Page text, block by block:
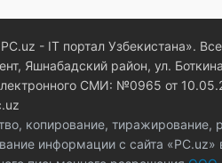
- IT портал Узбекистана».
Яшнабадский район, ул.
СМИ: №0965 от
копирование, тиражирование,
информации с сайта